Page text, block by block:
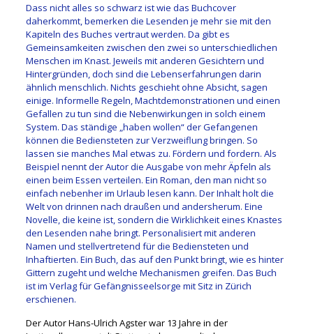
Dass nicht alles so schwarz ist wie das Buchcover
daherkommt, bemerken die Lesenden je mehr sie mit den
Kapiteln des Buches vertraut werden. Da gibt es
Gemeinsamkeiten zwischen den zwei so unterschiedlichen
Menschen im Knast. Jeweils mit anderen Gesichtern und
Hintergründen, doch sind die Lebenserfahrungen darin
ähnlich menschlich. Nichts geschieht ohne Absicht, sagen
einige. Informelle Regeln, Machtdemonstrationen und einen
Gefallen zu tun sind die Nebenwirkungen in solch einem
System. Das ständige „haben wollen“ der Gefangenen
können die Bediensteten zur Verzweiflung bringen. So
lassen sie manches Mal etwas zu. Fördern und fordern. Als
Beispiel nennt der Autor die Ausgabe von mehr Äpfeln als
einen beim Essen verteilen. Ein Roman, den man nicht so
einfach nebenher im Urlaub lesen kann. Der Inhalt holt die
Welt von drinnen nach draußen und andersherum. Eine
Novelle, die keine ist, sondern die Wirklichkeit eines Knastes
den Lesenden nahe bringt. Personalisiert mit anderen
Namen und stellvertretend für die Bediensteten und
Inhaftierten. Ein Buch, das auf den Punkt bringt, wie es hinter
Gittern zugeht und welche Mechanismen greifen. Das Buch
ist im Verlag für Gefängnisseelsorge mit Sitz in Zürich
erschienen.
Der Autor Hans-Ulrich Agster war 13 Jahre in der